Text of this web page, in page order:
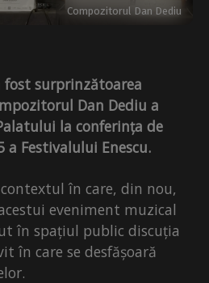
Compozitorul Dan Dediu
fost surprinzătoarea
Dan Dediu a
la conferința de
a Festivalului Enescu.
în care, din nou,
eveniment muzical
în spațiul public discuția
în care se desfășoară